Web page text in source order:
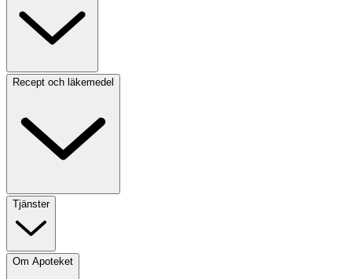
Recept och läkemedel
Tjänster
Om Apoteket